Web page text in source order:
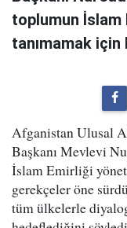
toplumun
tanımamak
Afganistan Ulusal
Başkanı Mevlevi
İslam Emirliği
gerekçeler öne
tüm ülkelerle